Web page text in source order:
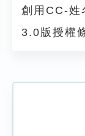
創用CC-姓
3.0版授權